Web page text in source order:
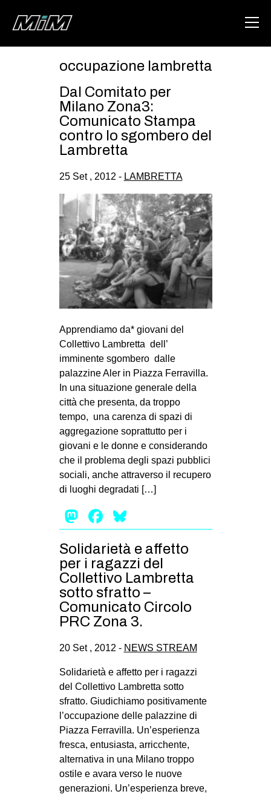
ABOUT
AREA
DEGENERAZIONE
GAZA FREESTYLE
CSOA LAMBRETTA
MSM
STUDENTI TSUNAMI
ZAM
MILANO
MOBILITAZIONI
SPORT POPOLARE
MOVIMENTI
AMBIENTE
ANTIFASCISMO
DIRITTO ALL’ABITARE
GENERI
MIGRAZIONI
PRECARIATO
REPRESSIONE
STUDENTI
CULTURE
ARTE
CINEMA
MANIFESTI
INTERNAZIONALE
AFRICA
AMERICHE
ESTREMO ORIENTE
EUROPA
MEDIO ORIENTE
occupazione lambretta
Dal Comitato per
Milano Zona3:
Comunicato Stampa
contro lo sgombero del
Lambretta
25 Set , 2012 - LAMBRETTA
Apprendiamo da* giovani del
Collettivo Lambretta dell’
imminente sgombero dalle
palazzine Aler in Piazza Ferravilla.
In una situazione generale della
città che presenta, da troppo
tempo, una carenza di spazi di
aggregazione soprattutto per i
giovani e le donne e considerando
che il problema degli spazi pubblici
sociali, anche attraverso il recupero
di luoghi degradati […]
Mastodon
Facebook
Solidarietà e affetto
per i ragazzi del
Collettivo Lambretta
sotto sfratto –
Comunicato Circolo
PRC Zona 3.
20 Set , 2012 - NEWS STREAM
Solidarietà e affetto per i ragazzi
del Collettivo Lambretta sotto
sfratto. Giudichiamo positivamente
l’occupazione delle palazzine di
Piazza Ferravilla. Un’esperienza
fresca, entusiasta, arricchente,
alternativa in una Milano troppo
ostile e avara verso le nuove
generazioni. Un’esperienza breve,